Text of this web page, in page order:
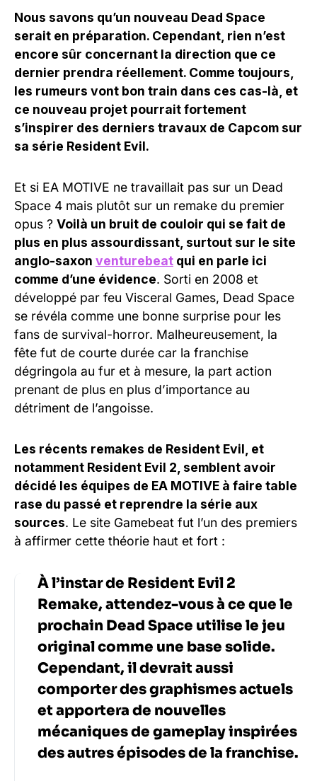
Nous savons qu’un nouveau Dead Space
serait en préparation. Cependant, rien n’est
encore sûr concernant la direction que ce
dernier prendra réellement. Comme toujours,
les rumeurs vont bon train dans ces cas-là, et
ce nouveau projet pourrait fortement
s’inspirer des derniers travaux de Capcom sur
sa série Resident Evil.
Et si EA MOTIVE ne travaillait pas sur un Dead
Space 4 mais plutôt sur un remake du premier
opus ? Voilà un bruit de couloir qui se fait de
plus en plus assourdissant, surtout sur le site
anglo-saxon venturebeat qui en parle ici
comme d’une évidence. Sorti en 2008 et
développé par feu Visceral Games, Dead Space
se révéla comme une bonne surprise pour les
fans de survival-horror. Malheureusement, la
fête fut de courte durée car la franchise
dégringola au fur et à mesure, la part action
prenant de plus en plus d’importance au
détriment de l’angoisse.
Les récents remakes de Resident Evil, et
notamment Resident Evil 2, semblent avoir
décidé les équipes de EA MOTIVE à faire table
rase du passé et reprendre la série aux
sources. Le site Gamebeat fut l’un des premiers
à affirmer cette théorie haut et fort :
À l’instar de Resident Evil 2
Remake, attendez-vous à ce que le
prochain Dead Space utilise le jeu
original comme une base solide.
Cependant, il devrait aussi
comporter des graphismes actuels
et apportera de nouvelles
mécaniques de gameplay inspirées
des autres épisodes de la franchise.